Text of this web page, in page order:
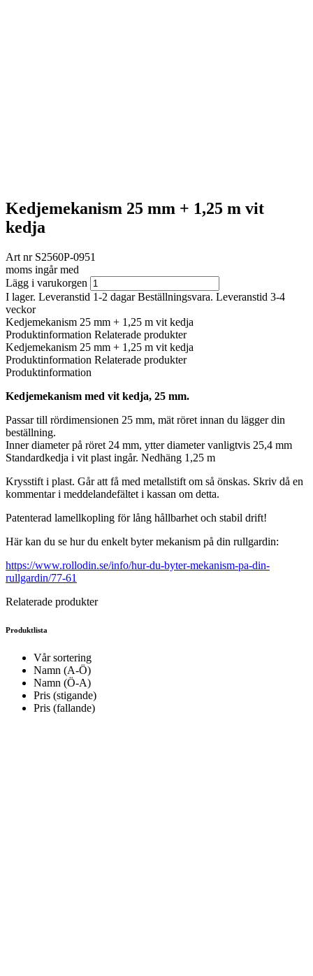
Kedjemekanism 25 mm + 1,25 m vit
kedja
Art nr S2560P-0951
moms ingår med
Lägg i varukorgen
I lager. Leveranstid 1-2 dagar Beställningsvara. Leveranstid 3-4
veckor
Kedjemekanism 25 mm + 1,25 m vit kedja
Produktinformation Relaterade produkter
Kedjemekanism 25 mm + 1,25 m vit kedja
Produktinformation Relaterade produkter
Produktinformation
Kedjemekanism med vit kedja, 25 mm.
Passar till rördimensionen 25 mm, mät röret innan du lägger din
beställning.
Inner diameter på röret 24 mm, ytter diameter vanligtvis 25,4 mm
Standardkedja i vit plast ingår. Nedhäng 1,25 m
Krysstift i plast. Går att få med metallstift om så önskas. Skriv då en
kommentar i meddelandefältet i kassan om detta.
Patenterad lamellkopling för lång hållbarhet och stabil drift!
Här kan du se hur du enkelt byter mekanism på din rullgardin:
https://www.rollodin.se/info/hur-du-byter-mekanism-pa-din-
rullgardin/77-61
Relaterade produkter
Produktlista
Vår sortering
Namn (A-Ö)
Namn (Ö-A)
Pris (stigande)
Pris (fallande)